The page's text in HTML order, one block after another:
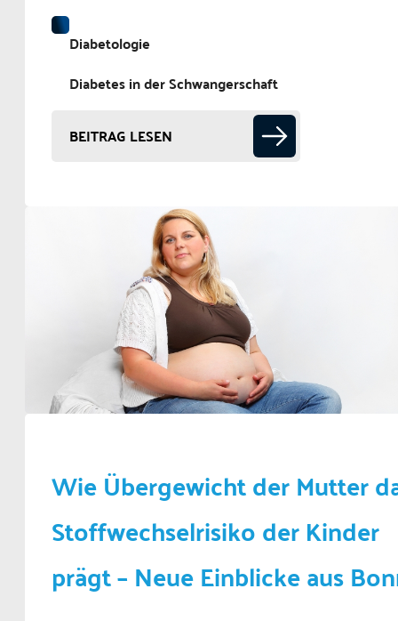
Diabetologie
Diabetes in der Schwangerschaft
BEITRAG LESEN
Wie Übergewicht der Mutter
Stoffwechselrisiko der Kinder
prägt – Neue Einblicke aus